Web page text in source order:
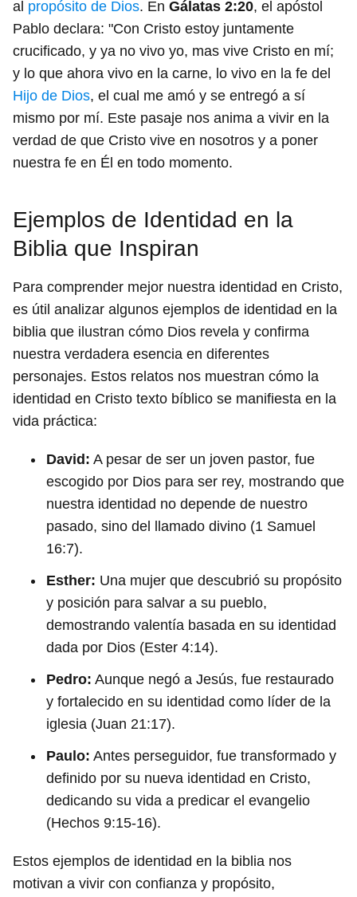
al propósito de Dios. En Gálatas 2:20, el apóstol
Pablo declara: "Con Cristo estoy juntamente
crucificado, y ya no vivo yo, mas vive Cristo en mí;
y lo que ahora vivo en la carne, lo vivo en la fe del
Hijo de Dios, el cual me amó y se entregó a sí
mismo por mí. Este pasaje nos anima a vivir en la
verdad de que Cristo vive en nosotros y a poner
nuestra fe en Él en todo momento.
Ejemplos de Identidad en la
Biblia que Inspiran
Para comprender mejor nuestra identidad en Cristo,
es útil analizar algunos ejemplos de identidad en la
biblia que ilustran cómo Dios revela y confirma
nuestra verdadera esencia en diferentes
personajes. Estos relatos nos muestran cómo la
identidad en Cristo texto bíblico se manifiesta en la
vida práctica:
David: A pesar de ser un joven pastor, fue
escogido por Dios para ser rey, mostrando que
nuestra identidad no depende de nuestro
pasado, sino del llamado divino (1 Samuel
16:7).
Esther: Una mujer que descubrió su propósito
y posición para salvar a su pueblo,
demostrando valentía basada en su identidad
dada por Dios (Ester 4:14).
Pedro: Aunque negó a Jesús, fue restaurado
y fortalecido en su identidad como líder de la
iglesia (Juan 21:17).
Paulo: Antes perseguidor, fue transformado y
definido por su nueva identidad en Cristo,
dedicando su vida a predicar el evangelio
(Hechos 9:15-16).
Estos ejemplos de identidad en la biblia nos
motivan a vivir con confianza y propósito,